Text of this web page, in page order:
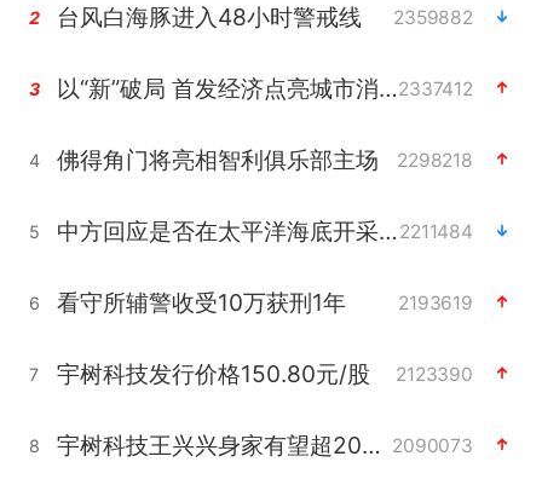
2 台风白海豚进入48小时警戒线 2359882
3 以“新”破局 首发经济点亮城市消费活力2337412
4 佛得角门将亮相智利俱乐部主场 2298218
5 中方回应是否在太平洋海底开采稀土2211484
6 看守所辅警收受10万获刑1年 2193619
7 宇树科技发行价格150.80元/股 2123390
8 宇树科技王兴兴身家有望超200亿元 2090073